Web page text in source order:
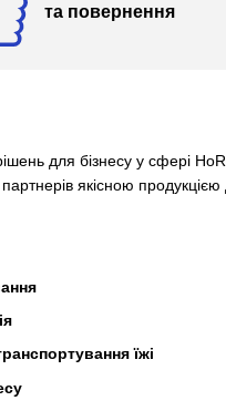
та повернення
для бізнесу у сфері
якісною
їжі